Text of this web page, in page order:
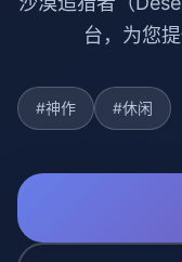
台，为您
#神作 #休闲